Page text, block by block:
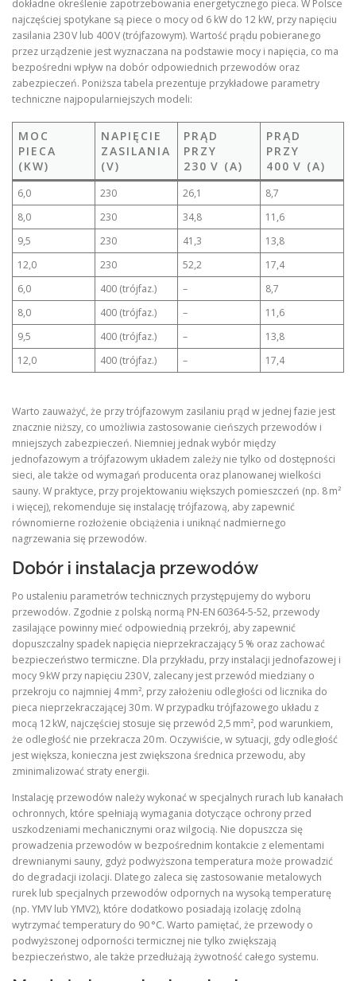
dokładne określenie zapotrzebowania energetycznego pieca. W Polsce
najczęściej spotykane są piece o mocy od 6 kW do 12 kW, przy napięciu
zasilania 230 V lub 400 V (trójfazowym). Wartość prądu pobieranego
przez urządzenie jest wyznaczana na podstawie mocy i napięcia, co ma
bezpośredni wpływ na dobór odpowiednich przewodów oraz
zabezpieczeń. Poniższa tabela prezentuje przykładowe parametry
techniczne najpopularniejszych modeli:
MOC
PIECA
(KW)
NAPIĘCIE
ZASILANIA
(V)
PRĄD
PRZY
230 V (A)
PRĄD
PRZY
400 V (A)
6,0 230 26,1
8,7
8,0
230 34,8
11,6
9,5
230 41,3
13,8
12,0
230 52,2
17,4
6,0
400 (trójfaz.) –
8,7
8,0
400 (trójfaz.) –
11,6
9,5
400 (trójfaz.) –
13,8
12,0
400 (trójfaz.) – 17,4
Warto zauważyć, że przy trójfazowym zasilaniu prąd w jednej fazie jest
znacznie niższy, co umożliwia zastosowanie cieńszych przewodów i
mniejszych zabezpieczeń. Niemniej jednak wybór między
jednofazowym a trójfazowym układem zależy nie tylko od dostępności
sieci, ale także od wymagań producenta oraz planowanej wielkości
sauny. W praktyce, przy projektowaniu większych pomieszczeń (np. 8 m²
i więcej), rekomenduje się instalację trójfazową, aby zapewnić
równomierne rozłożenie obciążenia i uniknąć nadmiernego
nagrzewania się przewodów.
Dobór i instalacja przewodów
Po ustaleniu parametrów technicznych przystępujemy do wyboru
przewodów. Zgodnie z polską normą PN‑EN 60364‑5‑52, przewody
zasilające powinny mieć odpowiednią przekrój, aby zapewnić
dopuszczalny spadek napięcia nieprzekraczający 5 % oraz zachować
bezpieczeństwo termiczne. Dla przykładu, przy instalacji jednofazowej i
mocy 9 kW przy napięciu 230 V, zalecany jest przewód miedziany o
przekroju co najmniej 4 mm², przy założeniu odległości od licznika do
pieca nieprzekraczającej 30 m. W przypadku trójfazowego układu z
mocą 12 kW, najczęściej stosuje się przewód 2,5 mm², pod warunkiem,
że odległość nie przekracza 20 m. Oczywiście, w sytuacji, gdy odległość
jest większa, konieczna jest zwiększona średnica przewodu, aby
zminimalizować straty energii.
Instalację przewodów należy wykonać w specjalnych rurach lub kanałach
ochronnych, które spełniają wymagania dotyczące ochrony przed
uszkodzeniami mechanicznymi oraz wilgocią. Nie dopuszcza się
prowadzenia przewodów w bezpośrednim kontakcie z elementami
drewnianymi sauny, gdyż podwyższona temperatura może prowadzić
do degradacji izolacji. Dlatego zaleca się zastosowanie metalowych
rurek lub specjalnych przewodów odpornych na wysoką temperaturę
(np. YMV lub YMV2), które dodatkowo posiadają izolację zdolną
wytrzymać temperatury do 90 °C. Warto pamiętać, że przewody o
podwyższonej odporności termicznej nie tylko zwiększają
bezpieczeństwo, ale także przedłużają żywotność całego systemu.